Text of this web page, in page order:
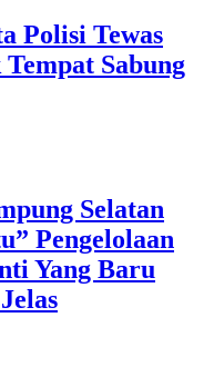
Polisi Tewas
Sabung
Selatan
Pengelolaan
Yang Baru